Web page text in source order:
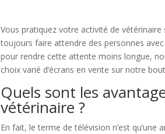
Vous pratiquez votre activité de vétérinaire
toujours faire attendre des personnes
pour rendre cette attente moins longue,
choix varié d’écrans en vente sur notre
Quels sont les
vétérinaire ?
En fait, le terme de télévision n’est